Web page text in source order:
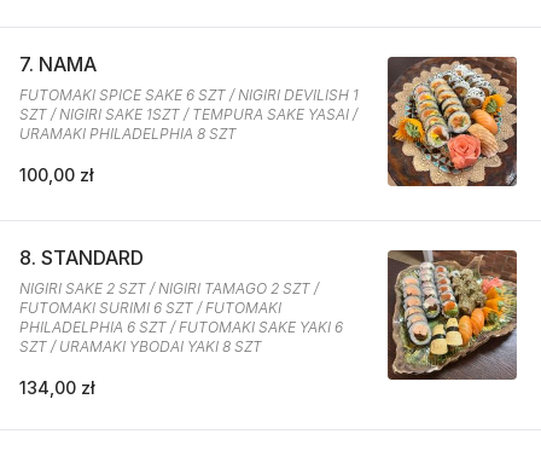
7. NAMA
FUTOMAKI SPICE SAKE 6 SZT / NIGIRI DEVILISH 1
SZT / NIGIRI SAKE 1SZT / TEMPURA SAKE YASAI /
URAMAKI PHILADELPHIA 8 SZT
100,00 zł
8. STANDARD
NIGIRI SAKE 2 SZT / NIGIRI TAMAGO 2 SZT /
FUTOMAKI SURIMI 6 SZT / FUTOMAKI
PHILADELPHIA 6 SZT / FUTOMAKI SAKE YAKI 6
SZT / URAMAKI YBODAI YAKI 8 SZT
134,00 zł